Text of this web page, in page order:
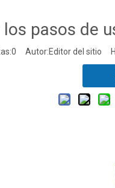
los pasos de
0 Autor:Editor del sitio